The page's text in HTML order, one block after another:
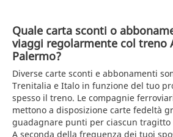
Quale carta sconti o
viaggi regolarmente col treno
Palermo?
Diverse carte sconti e abbonamenti
Trenitalia e Italo in funzione del tuo
spesso il treno. Le compagnie
mettono a disposizione carte fedeltà
guadagnare punti per ciascun tragitto
A seconda della frequenza dei tuoi